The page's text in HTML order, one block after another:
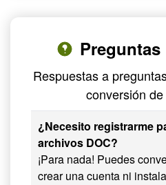
Respuestas a
conversión
¿Necesito registrarme
archivos DOC?
¡Para nada! Puedes
crear una cuenta ni